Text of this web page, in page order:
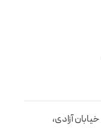
خیابان آزادی،